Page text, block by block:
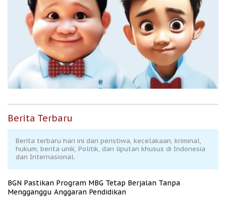
Berita Terbaru
Berita terbaru hari ini dari peristiwa, kecelakaan, kriminal,
hukum, berita unik, Politik, dan liputan khusus di Indonesia
dan Internasional.
BGN Pastikan Program MBG Tetap Berjalan Tanpa
Mengganggu Anggaran Pendidikan